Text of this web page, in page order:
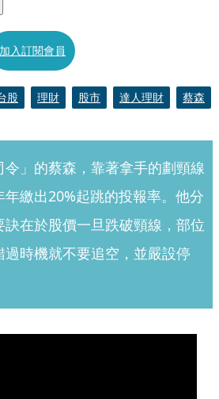
加入訂閱會員
股 理財 股市 達人理財 蔡森
令」的蔡森，靠著拿手的劃頸線
繳出20%起跳的投報率。他分
在於股價一旦跌破頸線，部位
時機就不要追空，並嚴設停